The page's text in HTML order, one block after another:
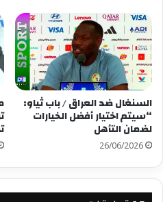
السنغال ضد العراق / باب ثياو:
“سيتم اختيار أفضل الخيارات
لضمان التأهل
26/06/2026